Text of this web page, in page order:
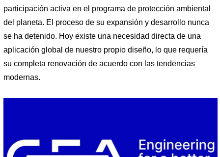
participación activa en el programa de protección ambiental
del planeta. El proceso de su expansión y desarrollo nunca
se ha detenido. Hoy existe una necesidad directa de una
aplicación global de nuestro propio diseño, lo que requería
su completa renovación de acuerdo con las tendencias
modernas.